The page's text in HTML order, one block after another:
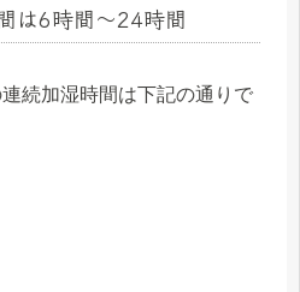
は6時間～24時間
続加湿時間は下記の通りで